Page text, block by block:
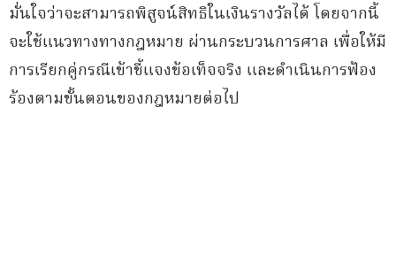
มั่นใจว่าจะสามารถพิสูจน์สิทธิในเงินรางวัลได้ โดยจากนี้
จะใช้แนวทางทางกฎหมาย ผ่านกระบวนการศาล เพื่อให้มี
การเรียกคู่กรณีเข้าชี้แจงข้อเท็จจริง และดำเนินการฟ้อง
ร้องตามขั้นตอนของกฎหมายต่อไป